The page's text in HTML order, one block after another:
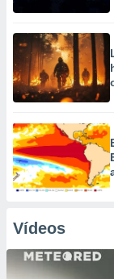
Vídeos